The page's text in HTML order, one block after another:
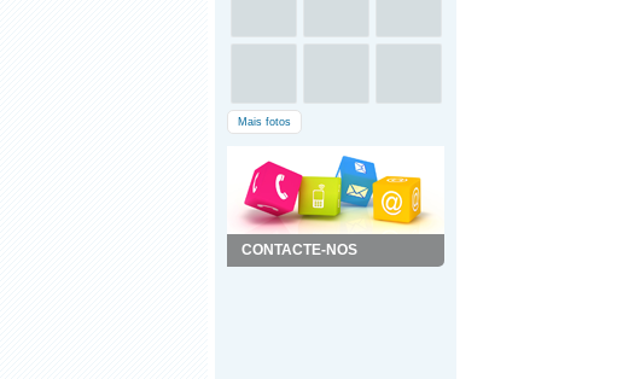
Mais fotos
CONTACTE-NOS